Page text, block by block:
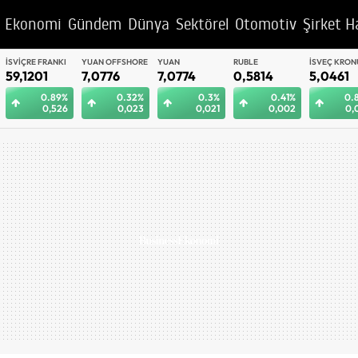
Ekonomi Gündem Dünya Sektörel Otomotiv Şirket
YUAN OFFSHORE
7,0776
0.32%
0,023
YUAN
7,0774
0.3%
0,021
RUBLE
0,5814
0.41%
0,002
İSVEÇ KRONU
5,0461
0.85%
0,043
BAE DIRHEMI
12,9949